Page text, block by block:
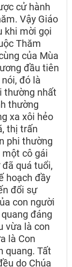
cử hành
Vậy Giáo
khi mời gọi
Thăm
của Mùa
đầu tiên
đó là
thường nhất
thường
xa xôi hẻo
thị trấn
phi thường
một cô gái
quá tuổi,
hoạch đầy
đổi sự
con người
đáng
vừa là con
là Con
quang. Tất
do Chúa